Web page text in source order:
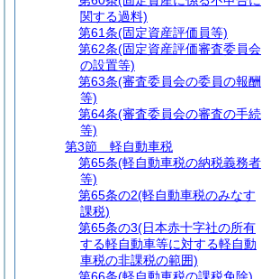
関する過料)
第61条(固定資産評価員等)
第62条(固定資産評価審査委員会
の設置等)
第63条(審査委員会の委員の報酬
等)
第64条(審査委員会の審査の手続
等)
第3節
軽自動車税
第65条(軽自動車税の納税義務者
等)
第65条の2(軽自動車税のみなす
課税)
第65条の3(日本赤十字社の所有
する軽自動車等に対する軽自動
車税の非課税の範囲)